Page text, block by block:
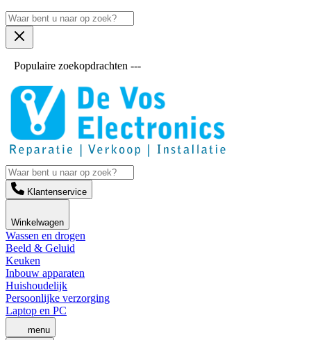
Populaire zoekopdrachten ---
Klantenservice
Winkelwagen
Wassen en drogen
Beeld & Geluid
Keuken
Inbouw apparaten
Huishoudelijk
Persoonlijke verzorging
Laptop en PC
menu